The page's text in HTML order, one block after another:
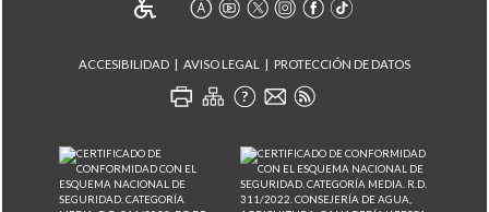
ACCESIBILIDAD AVISO LEGAL PROTECCIÓN DE DATOS